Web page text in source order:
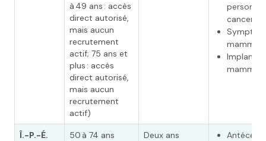
à 49 ans : accès
direct autorisé,
mais aucun
recrutement
actif; 75 ans et
plus : accès
direct autorisé,
mais aucun
recrutement
actif)
cancer
Implants
Î.-P.-É.
50 à 74 ans
Deux ans